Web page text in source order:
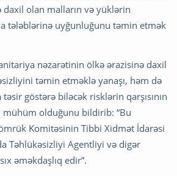
daxil olan malların və yüklərin
tələblərinə uyğunluğunu təmin etmək
nəzarətinin ölkə ərazisinə daxil
təmin etməklə yanaşı, həm də
təsir göstərə biləcək risklərin qarşısının
mühüm olduğunu bildirib: “Bu
Komitəsinin Tibbi Xidmət İdarəsi
Təhlükəsizliyi Agentliyi və digər
əməkdaşlıq edir”.